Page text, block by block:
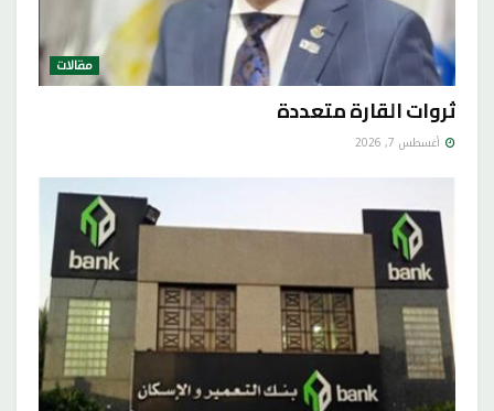
مقالات
ثروات القارة متعددة
أغسطس 7, 2026